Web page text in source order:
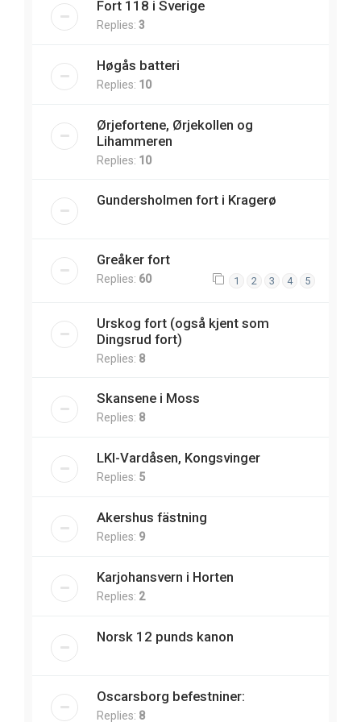
Fort 118 i Sverige
Replies: 3
Høgås batteri
Replies: 10
Ørjefortene, Ørjekollen og
Lihammeren
Replies: 10
Gundersholmen fort i Kragerø
Greåker fort
Replies: 60 1 2 3 4 5
Urskog fort (også kjent som
Dingsrud fort)
Replies: 8
Skansene i Moss
Replies: 8
LKI-Vardåsen, Kongsvinger
Replies: 5
Akershus fästning
Replies: 9
Karjohansvern i Horten
Replies: 2
Norsk 12 punds kanon
Oscarsborg befestniner:
Replies: 8